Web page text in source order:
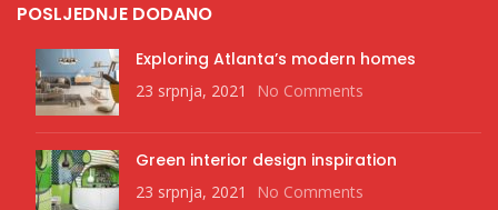
POSLJEDNJE DODANO
Exploring Atlanta’s modern homes
23 srpnja, 2021 No Comments
Green interior design inspiration
23 srpnja, 2021 No Comments